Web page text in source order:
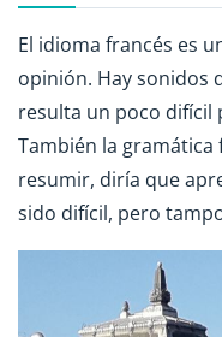
El idioma francés es
opinión. Hay sonidos
resulta un poco difícil
También la gramática
resumir, diría que
sido difícil, pero